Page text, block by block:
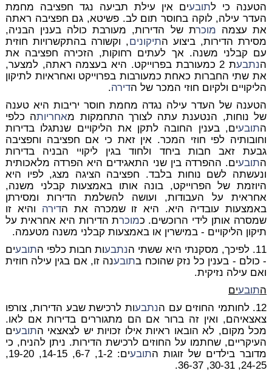
הטענה כי לתובעים אין עילת תביעה נגד חפציבה מחמת
העדר עילה, לוקה בחוסר תום לב. פשיטא, גם חפציבה ראתה
את עצמה מוכרת של הדירות, מעורבת כולה בענין הבניה,
מסירת הדירות, ביצוע התיקונים, וקשורה בהתקשרויות חוזית
עם קבלני משנה. אך לעתים רחוקות, הזכירה חפציבה את
הנתבע
ת 2 כמעורבת בפרוייקט. היא בעצמה ראתה, למצער,
את שתי החברות כאחת כמעורבות בפרוייקט ואחראיות לתיקון
הליקויים ולקיום חוזי המכר של הדירה.
הטענה של העדר עילה נגדה מחמת חוסר יריבות היא טענה
של נוחות, הנטענת עתה לצורך התחמקות מאחריותה כלפי
התובעים, בענין החובה לתקן את הליקויים שנתגלו בדירות
וחובותיה לפי חוזי המכר. אין זאת כי אם חפציבה וחפציבה
גבעת זאב חבות ביחד ולחוד בגין ליקויי הבניה בדירות
התובעים. ההפרדה בין שני התאגידים היא הפרדה מלאכותית
ונעשתה לשם נוחות בלבד. חפציבה הציגה מצג, לפיו היא
היוזמת של הפרוייקט, בונה אותו באמצעות קבלני משנה,
אחראית על העבודות, ועושה להשלמת הדירות ומסירתן
באמצעות עובדיה היא. היא זו שמכרה את הדירה והיא זו
שמסרה אותן לידי הרוכשים. כמוכרת הדירות היא אחראית על
תיקון הליקויים - במישרין או באמצעות קבלני משנה מטעמה.
11. לפיכך, מסקנתי היא ששתי ה
נתבעות חבות כלפי התובעים
- כולם - בענין כל נזק שהוכח בתובענה זו, אם בגין עילה חוזית
ואם עילה נזיקית.
התובעים
12. לחותמי החוזים עם ה
נתבעות לרכישת שבע הדירות, צורפו
צאצאיהם, ואין זה ברור אם הם מתגוררים בדירות אם לאו.
מכל מקום, לא הובאו ראיות אילו זכויות יש לצאצאי התובעים
העיקריים, שחתמו על החוזים לרכישת הדירות. ניתן להניח, כי
מדובר בילדים של זוגות התובע
ים: 1-2, 6-7, 14-15, 19-20,
24-25, 30-31, 36-37.